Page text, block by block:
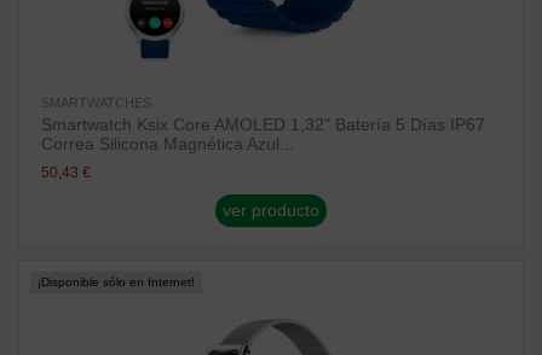
SMARTWATCHES
Smartwatch Ksix Core AMOLED 1,32" Batería 5 Días IP67
Correa Silicona Magnética Azul...
50,43 €
ver producto
¡Disponible sólo en Internet!